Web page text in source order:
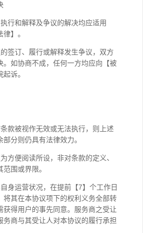
行和解释及争议的解决均应适用
】。
签订、履行或解释发生争议，双方
。如协商不成，任何一方均应向【被
诉。
款被视作无效或无法执行，则上述
分则仍具有法律效力。
方便阅读所设，非对条款的定义、
围或界限。
身运营状况，在提前【7】个工作日
将其在本协议项下的权利义务全部转
获得用户的事先同意。服务商之受让
务商与其受让人对本协议的履行承担